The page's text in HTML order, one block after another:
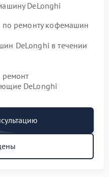
DeLonghi
по ремонту кофемашин
DeLonghi в течении
ремонт
DeLonghi